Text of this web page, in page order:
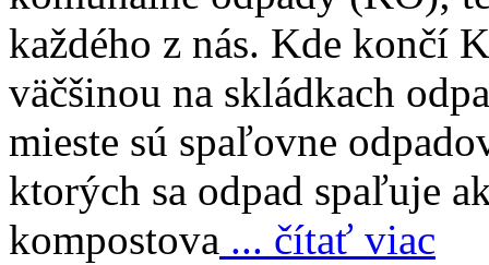
každého z nás. Kde končí
väčšinou na skládkach
mieste sú spaľovne
ktorých sa odpad spaľuje
kompostova ... čítať viac